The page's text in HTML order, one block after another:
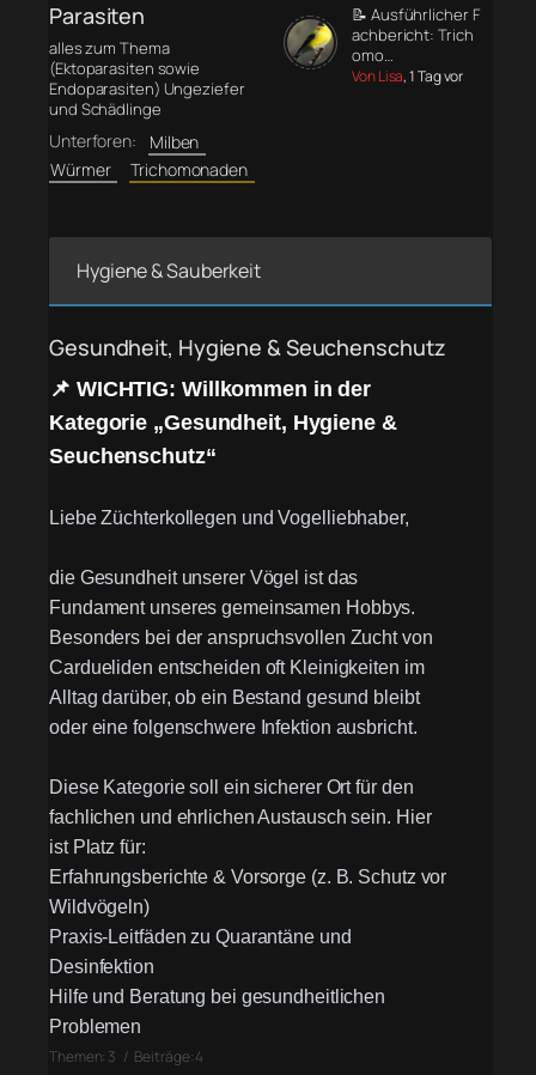
Parasiten
alles zum Thema
(Ektoparasiten sowie
Endoparasiten) Ungeziefer
und Schädlinge
Unterforen:
Milben
Würmer
Trichomonaden
📝 Ausführlicher F
achbericht: Trich
omo…
Von Lisa, 1 Tag vor
Hygiene & Sauberkeit
Gesundheit, Hygiene & Seuchenschutz
📌 WICHTIG: Willkommen in der
Kategorie „Gesundheit, Hygiene &
Seuchenschutz“
Liebe Züchterkollegen und Vogelliebhaber,
die Gesundheit unserer Vögel ist das
Fundament unseres gemeinsamen Hobbys.
Besonders bei der anspruchsvollen Zucht von
Cardueliden entscheiden oft Kleinigkeiten im
Alltag darüber, ob ein Bestand gesund bleibt
oder eine folgenschwere Infektion ausbricht.
Diese Kategorie soll ein sicherer Ort für den
fachlichen und ehrlichen Austausch sein. Hier
ist Platz für:
Erfahrungsberichte & Vorsorge (z. B. Schutz vor
Wildvögeln)
Praxis-Leitfäden zu Quarantäne und
Desinfektion
Hilfe und Beratung bei gesundheitlichen
Problemen
Themen: 3 / Beiträge: 4